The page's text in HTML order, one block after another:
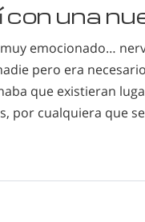
con una
emocionado…
pero era
que existieran
por cualquiera que